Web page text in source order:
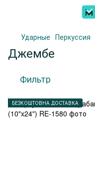
Ударные Перкуссия
Джембе
Фильтр
БЕЗКОШТОВНА ДОСТАВКА